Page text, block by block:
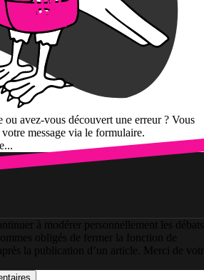
ou avez-vous découvert une erreur ? Vous
message via le formulaire.
à modérer personnellement les débats
obligés de fermer la fonction de
la publication d’un article. Merci de